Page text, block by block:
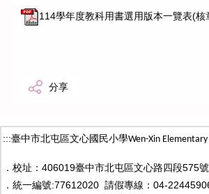
114學年度教科用書選用版本一覽表(核
分享
:::臺中市北屯區文心國民小學Wen-Xin
． 校址：406019臺中市北屯區文心路四段575號
． 統一編號:77612020 請假專線：04-